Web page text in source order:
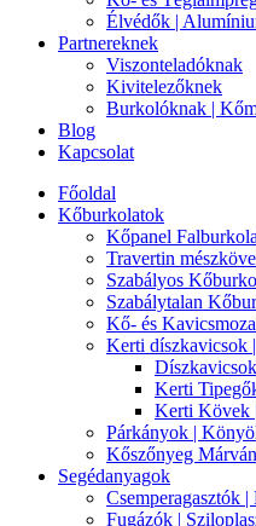
Élvédők |
Partnereknek
Viszonteladóknak
Kivitelezőknek
Burkolóknak |
Blog
Kapcsolat
Főoldal
Kőburkolatok
Kőpanel
Travertin
Szabályos
Szabálytalan
Kő- és
Kerti díszkavicsok
Kerti
Kerti Kövek
Párkányok |
Kőszőnyeg
Segédanyagok
Csemperagasztók
Fugázók |